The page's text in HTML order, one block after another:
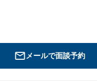
メールで面談予約